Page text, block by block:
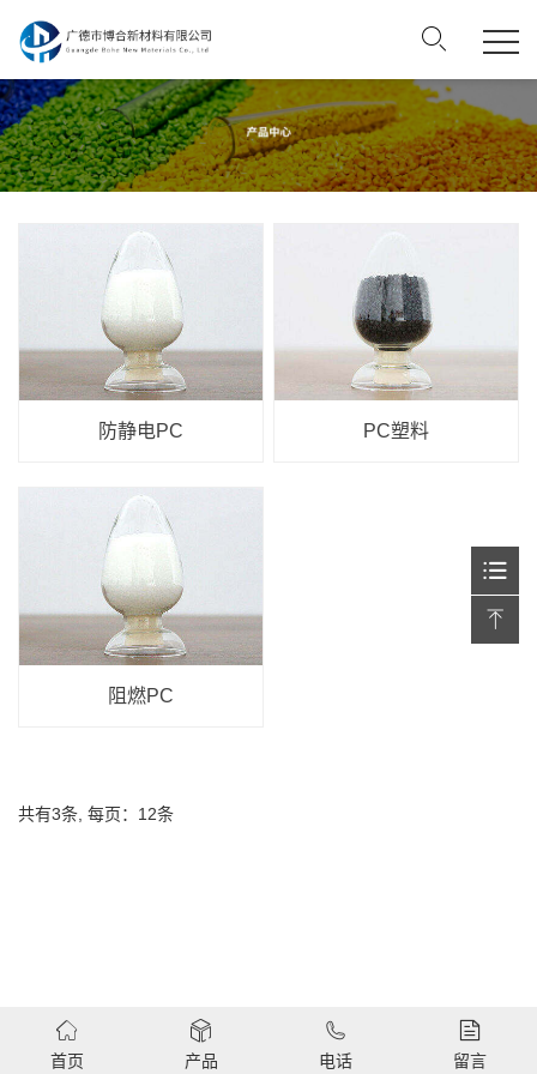
防静电PC PC塑料
阻燃PC
共有3条, 每页：12条
首页 产品 电话 留言